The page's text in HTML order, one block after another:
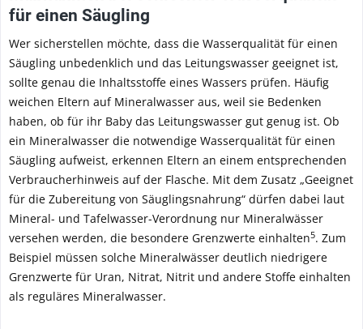
für einen Säugling
Wer sicherstellen möchte, dass die Wasserqualität für einen
Säugling unbedenklich und das Leitungswasser geeignet ist,
sollte genau die Inhaltsstoffe eines Wassers prüfen. Häufig
weichen Eltern auf Mineralwasser aus, weil sie Bedenken
haben, ob für ihr Baby das Leitungswasser gut genug ist. Ob
ein Mineralwasser die notwendige Wasserqualität für einen
Säugling aufweist, erkennen Eltern an einem entsprechenden
Verbraucherhinweis auf der Flasche. Mit dem Zusatz „Geeignet
für die Zubereitung von Säuglingsnahrung“ dürfen dabei laut
Mineral- und Tafelwasser-Verordnung nur Mineralwässer
versehen werden, die besondere Grenzwerte einhalten5. Zum
Beispiel müssen solche Mineralwässer deutlich niedrigere
Grenzwerte für Uran, Nitrat, Nitrit und andere Stoffe einhalten
als reguläres Mineralwasser.